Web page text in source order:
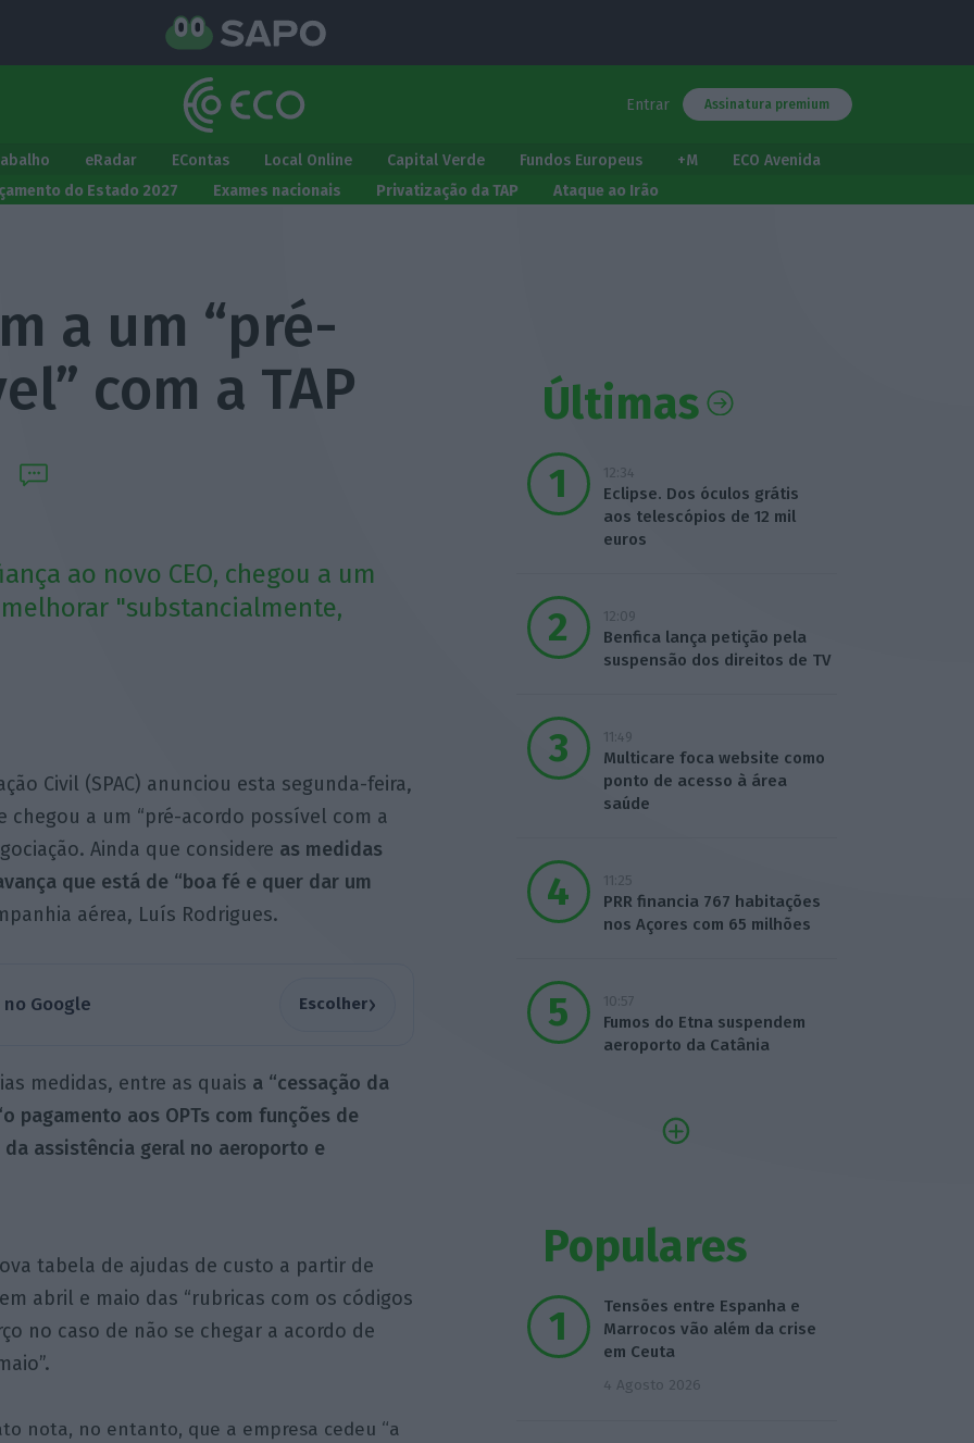
Entrar Assinatura premium
eRadar EContas Local Online Capital Verde Fundos Europeus +M
ECO Avenida
do Estado 2027
Exames nacionais Privatização da TAP Ataque ao Irão
a um “pré-
com a TAP
ao novo CEO, chegou a um
"substancialmente,
Civil (SPAC) anunciou esta segunda-feira,
a um “pré-acordo possível com a
Ainda que considere as medidas
que está de “boa fé e quer dar um
aérea, Luís Rodrigues.
Google Escolher›
medidas, entre as quais a “cessação da
pagamento aos OPTs com funções de
assistência geral no aeroporto e
tabela de ajudas de custo a partir de
abril e maio das “rubricas com os códigos
no caso de não se chegar a acordo de
nota, no entanto, que a empresa cedeu “a
Últimas
12:34
Eclipse. Dos óculos grátis
aos telescópios de 12 mil
euros
12:09
Benfica lança petição pela
suspensão dos direitos de TV
11:49
Multicare foca website como
ponto de acesso à área
saúde
11:25
PRR financia 767 habitações
nos Açores com 65 milhões
10:57
Fumos do Etna suspendem
aeroporto da Catânia
Populares
Tensões entre Espanha e
Marrocos vão além da crise
em Ceuta
4 Agosto 2026